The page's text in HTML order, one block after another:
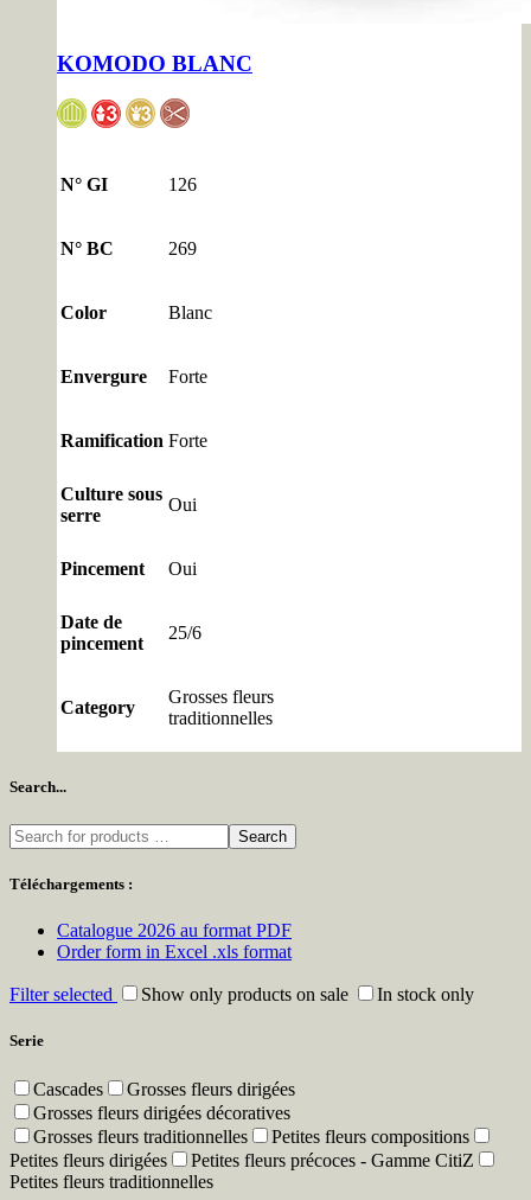
KOMODO BLANC
N° GI 126
N° BC 269
Color Blanc
Envergure Forte
Ramification Forte
Culture sous
serre
Oui
Pincement Oui
Date de
pincement
25/6
Category
Grosses fleurs
traditionnelles
Search...
Search
Téléchargements :
Catalogue 2026 au format PDF
Order form in Excel .xls format
Filter selected Show only products on sale In stock only
Serie
Cascades
Grosses fleurs dirigées
Grosses fleurs dirigées décoratives
Grosses fleurs traditionnelles
Petites fleurs compositions
Petites fleurs dirigées
Petites fleurs précoces - Gamme CitiZ
Petites fleurs traditionnelles